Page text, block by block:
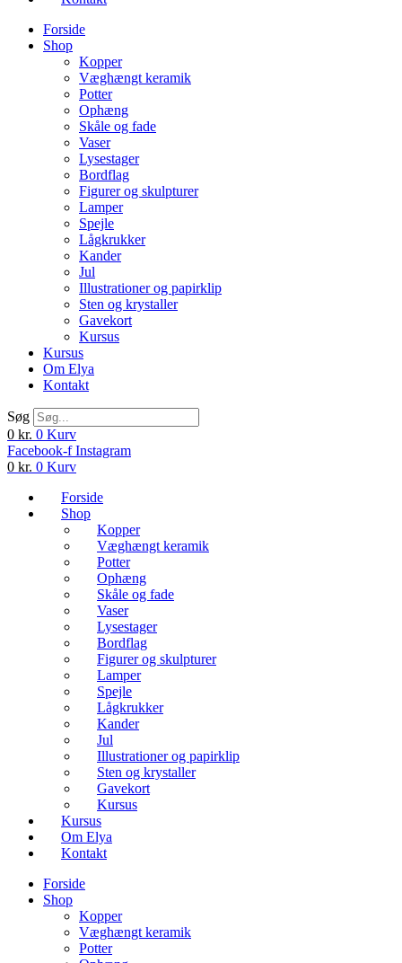
Forside
Shop
Kopper
Væghængt keramik
Potter
Ophæng
Skåle og fade
Vaser
Lysestager
Bordflag
Figurer og skulpturer
Lamper
Spejle
Lågkrukker
Kander
Jul
Illustrationer og papirklip
Sten og krystaller
Gavekort
Kursus
Kursus
Om Elya
Kontakt
Søg
0 kr. 0 Kurv
Facebook-f Instagram
0 kr. 0 Kurv
Forside
Shop
Kopper
Væghængt keramik
Potter
Ophæng
Skåle og fade
Vaser
Lysestager
Bordflag
Figurer og skulpturer
Lamper
Spejle
Lågkrukker
Kander
Jul
Illustrationer og papirklip
Sten og krystaller
Gavekort
Kursus
Kursus
Om Elya
Kontakt
Forside
Shop
Kopper
Væghængt keramik
Potter